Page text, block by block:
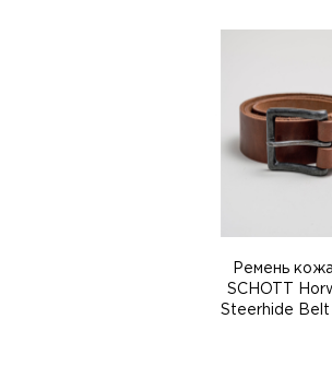
Ремень
SCHOTT
Steerhide Belt